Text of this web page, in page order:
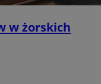
w żorskich